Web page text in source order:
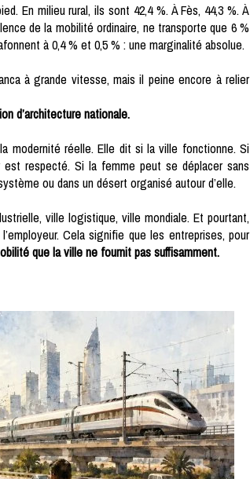
En milieu rural, ils sont 42,4 %. À Fès, 44,3 %. À
de la mobilité ordinaire, ne transporte que 6 %
à 0,4 % et 0,5 % : une marginalité absolue.
à grande vitesse, mais il peine encore à relier
d’architecture nationale.
modernité réelle. Elle dit si la ville fonctionne. Si
respecté. Si la femme peut se déplacer sans
ou dans un désert organisé autour d’elle.
ville logistique, ville mondiale. Et pourtant,
Cela signifie que les entreprises, pour
que la ville ne fournit pas suffisamment.